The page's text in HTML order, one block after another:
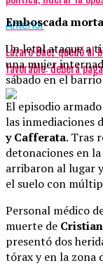
Anterior
Lázaro Báez quedó
favorable: deberá
Emboscada
Un letal ataque a
una mujer
sábado en el
El episodio
las inmediaciones
y Cafferata. Tras
detonaciones en
arribaron al lugar
el suelo con
Personal médico
muerte de
presentó dos
tórax y en la zona